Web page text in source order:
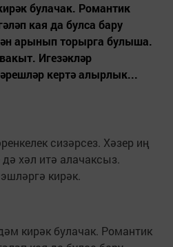
булачак. Романтик
кая да булса бару
арынып торырга булыша.
Игезәкләр
кертә алырлык...
сизәрсез. Хәзер иң
хәл итә алачаксыз.
кирәк.
кирәк булачак. Романтик